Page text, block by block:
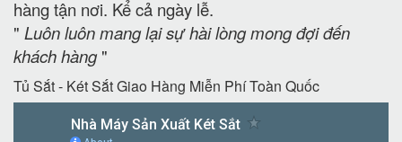
hàng tận nơi. Kể cả ngày lễ.
" Luôn luôn mang lại sự hài lòng mong đợi đến
khách hàng"
Tủ Sắt - Két Sắt Giao Hàng Miễn Phí Toàn Quốc